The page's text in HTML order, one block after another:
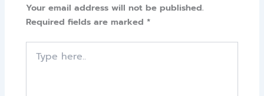
Your email address will not be published.
Required fields are marked*
Type
here..